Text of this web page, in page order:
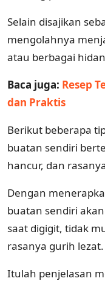
Selain disajikan
mengolahnya
atau berbagai
Baca juga: Resep
dan Praktis
Berikut beberapa
buatan sendiri
hancur, dan
Dengan
buatan sendiri
saat digigit, tidak
rasanya gurih lezat.
Itulah penjelasan